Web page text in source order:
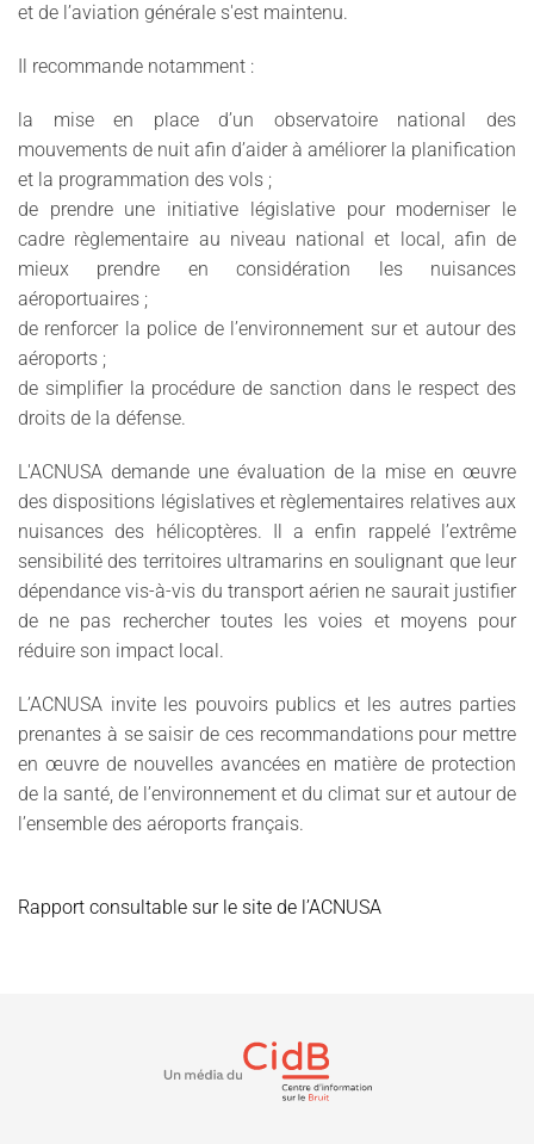
et de l’aviation générale s'est maintenu.
Il recommande notamment :
la mise en place d’un observatoire national des
mouvements de nuit afin d’aider à améliorer la planification
et la programmation des vols ;
de prendre une initiative législative pour moderniser le
cadre règlementaire au niveau national et local, afin de
mieux prendre en considération les nuisances
aéroportuaires ;
de renforcer la police de l’environnement sur et autour des
aéroports ;
de simplifier la procédure de sanction dans le respect des
droits de la défense.
L'ACNUSA demande une évaluation de la mise en œuvre
des dispositions législatives et règlementaires relatives aux
nuisances des hélicoptères. Il a enfin rappelé l’extrême
sensibilité des territoires ultramarins en soulignant que leur
dépendance vis-à-vis du transport aérien ne saurait justifier
de ne pas rechercher toutes les voies et moyens pour
réduire son impact local.
L’ACNUSA invite les pouvoirs publics et les autres parties
prenantes à se saisir de ces recommandations pour mettre
en œuvre de nouvelles avancées en matière de protection
de la santé, de l’environnement et du climat sur et autour de
l’ensemble des aéroports français.
Rapport consultable sur le site de l’ACNUSA